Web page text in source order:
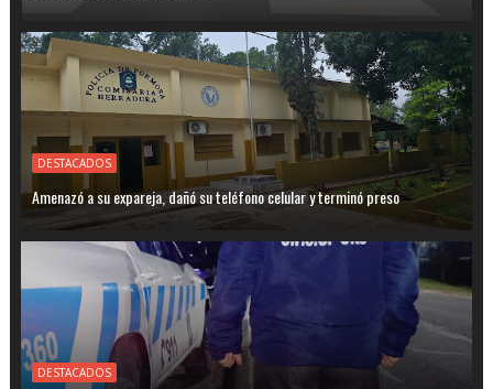
DESTACADOS
Amenazó a su expareja, dañó su teléfono celular y terminó preso
DESTACADOS